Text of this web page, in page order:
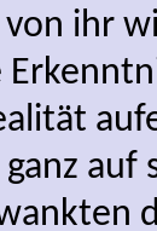
ihr
auf